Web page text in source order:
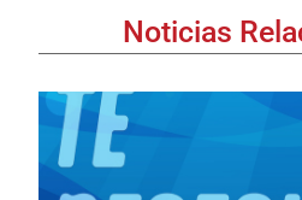
Noticias